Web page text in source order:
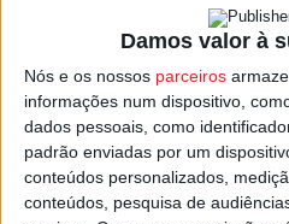
Damos valor à
Nós e os nossos parceiros
informações num dispositivo,
dados pessoais, como
padrão enviadas por um
conteúdos personalizados,
conteúdos, pesquisa de
Assim, no dia 26 de
marcado para as 15h00 com o
Penalva do Castelo, e o
marcado para as 17h30, serão
Esta e outras notícias para
FM ou em www.968.fm.